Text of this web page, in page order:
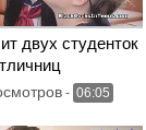
двух студенток
- 06:05